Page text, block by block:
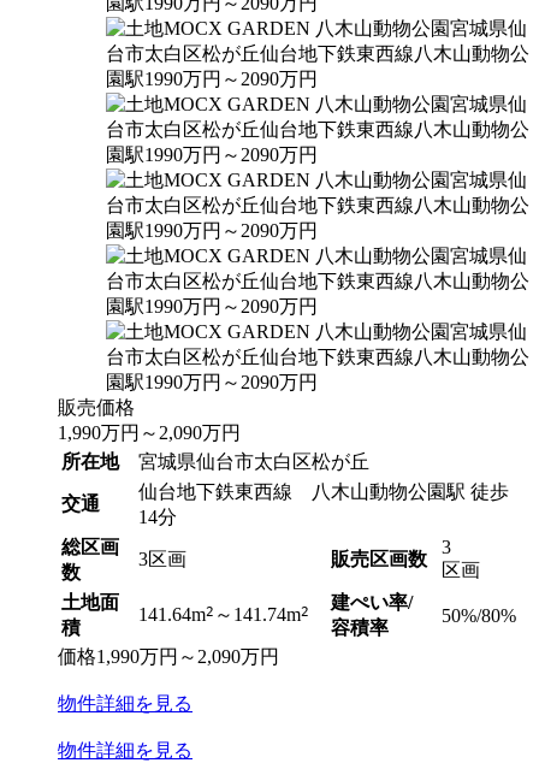
販売価格
1,990万円 ～2,090万円
所在地
宮城県仙台市太白区松が丘
交通
仙台地下鉄東西線 八木山動物公園駅 徒歩
14分
総区画
数
3区画 販売区画数
3
区画
土地面
積
141.64m2 ～141.74m2
建ぺい率/
容積率
50%/80%
価格1,990万円 ～2,090万円
物件詳細を見る
物件詳細を見る